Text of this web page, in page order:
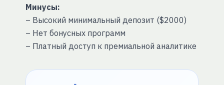
Минусы:
– Высокий минимальный депозит ($2000)
– Нет бонусных программ
– Платный доступ к премиальной аналитике